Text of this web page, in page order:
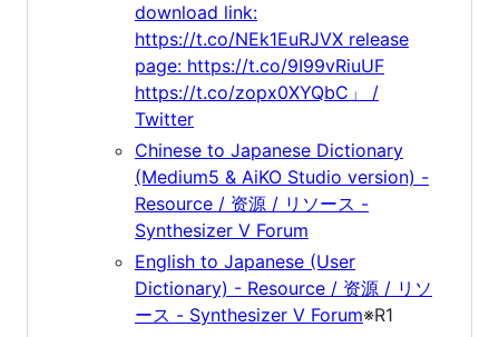
download link:
https://t.co/NEk1EuRJVX release
page: https://t.co/9I99vRiuUF
https://t.co/zopx0XYQbC」 /
Twitter
Chinese to Japanese Dictionary
(Medium5 & AiKO Studio version) -
Resource / 资源 / リソース -
Synthesizer V Forum
English to Japanese (User
Dictionary) - Resource / 资源 / リソ
ース - Synthesizer V Forum※R1